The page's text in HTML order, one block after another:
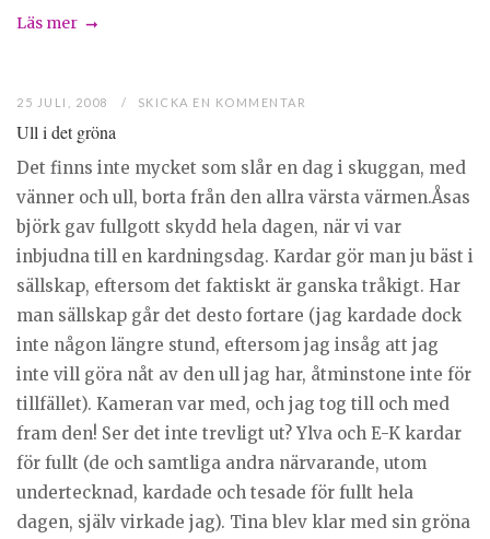
Läs mer
25 JULI, 2008 SKICKA EN KOMMENTAR
Ull i det gröna
Det finns inte mycket som slår en dag i skuggan, med
vänner och ull, borta från den allra värsta värmen.Åsas
björk gav fullgott skydd hela dagen, när vi var
inbjudna till en kardningsdag. Kardar gör man ju bäst i
sällskap, eftersom det faktiskt är ganska tråkigt. Har
man sällskap går det desto fortare (jag kardade dock
inte någon längre stund, eftersom jag insåg att jag
inte vill göra nåt av den ull jag har, åtminstone inte för
tillfället). Kameran var med, och jag tog till och med
fram den! Ser det inte trevligt ut? Ylva och E-K kardar
för fullt (de och samtliga andra närvarande, utom
undertecknad, kardade och tesade för fullt hela
dagen, själv virkade jag). Tina blev klar med sin gröna